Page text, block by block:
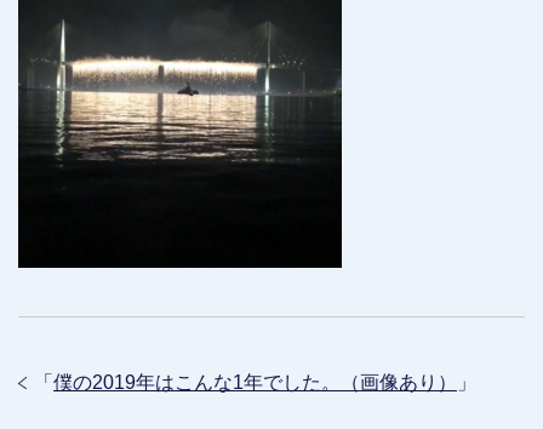
「 僕の2019年はこんな1年でした。（画像あり） 」